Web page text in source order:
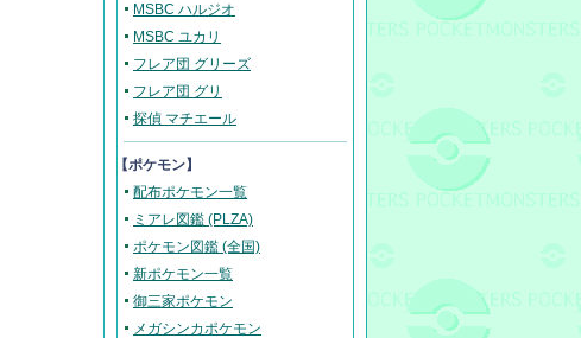
MSBC ハルジオ
MSBC ユカリ
フレア団 グリーズ
フレア団 グリ
探偵 マチエール
【ポケモン】
配布ポケモン一覧
ミアレ図鑑 (PLZA)
ポケモン図鑑 (全国)
新ポケモン一覧
御三家ポケモン
メガシンカポケモン